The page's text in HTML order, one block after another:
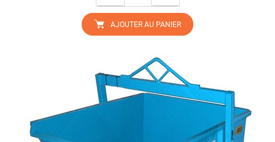
AJOUTER AU PANIER